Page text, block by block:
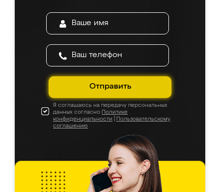
Отправить
Я соглашаюсь на передачу персональных
данных согласно Политике
конфиденциальности
Пользовательскому
соглашению